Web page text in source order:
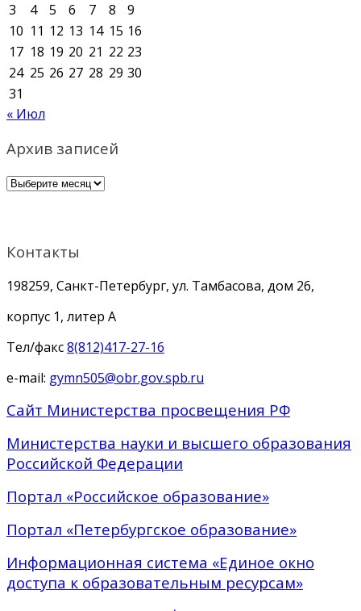
3
4 5 6 7 8
9
10 11 12 13 14 15 16
17 18 19 20 21 22 23
24 25 26 27 28 29 30
31
« Июл
Архив записей
Архив
Контакты
198259, Санкт-Петербург, ул. Тамбасова, дом 26,
корпус 1, литер А
Тел/факс8(812)417-27-16
e-mail: gymn505@obr.gov.spb.ru
Сайт Министерства просвещения РФ
Министерства науки и высшего образования
Российской Федерации
Портал «Российское образование»
Портал «Петербургское образование»
Информационная система «Единое окно
доступа к образовательным ресурсам»